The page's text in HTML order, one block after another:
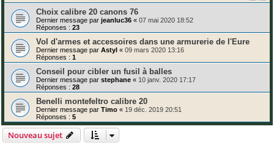
Choix calibre 20 canons 76
Dernier message par jeanluc36 « 07 mai 2020 18:52
Réponses : 23
Vol d'armes et accessoires dans une armurerie de l'Eure
Dernier message par Astyl « 09 mars 2020 13:16
Réponses : 1
Conseil pour cibler un fusil à balles
Dernier message par stephane « 10 janv. 2020 17:17
Réponses : 28
Benelli montefeltro calibre 20
Dernier message par Timo « 19 déc. 2019 20:51
Réponses : 5
Nouveau sujet